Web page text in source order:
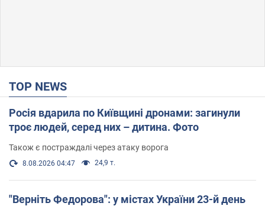
TOP NEWS
Росія вдарила по Київщині дронами: загинули
троє людей, серед них – дитина. Фото
Також є постраждалі через атаку ворога
8.08.2026 04:47 24,9 т.
"Верніть Федорова": у містах України 23-й день